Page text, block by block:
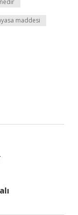
maddesi